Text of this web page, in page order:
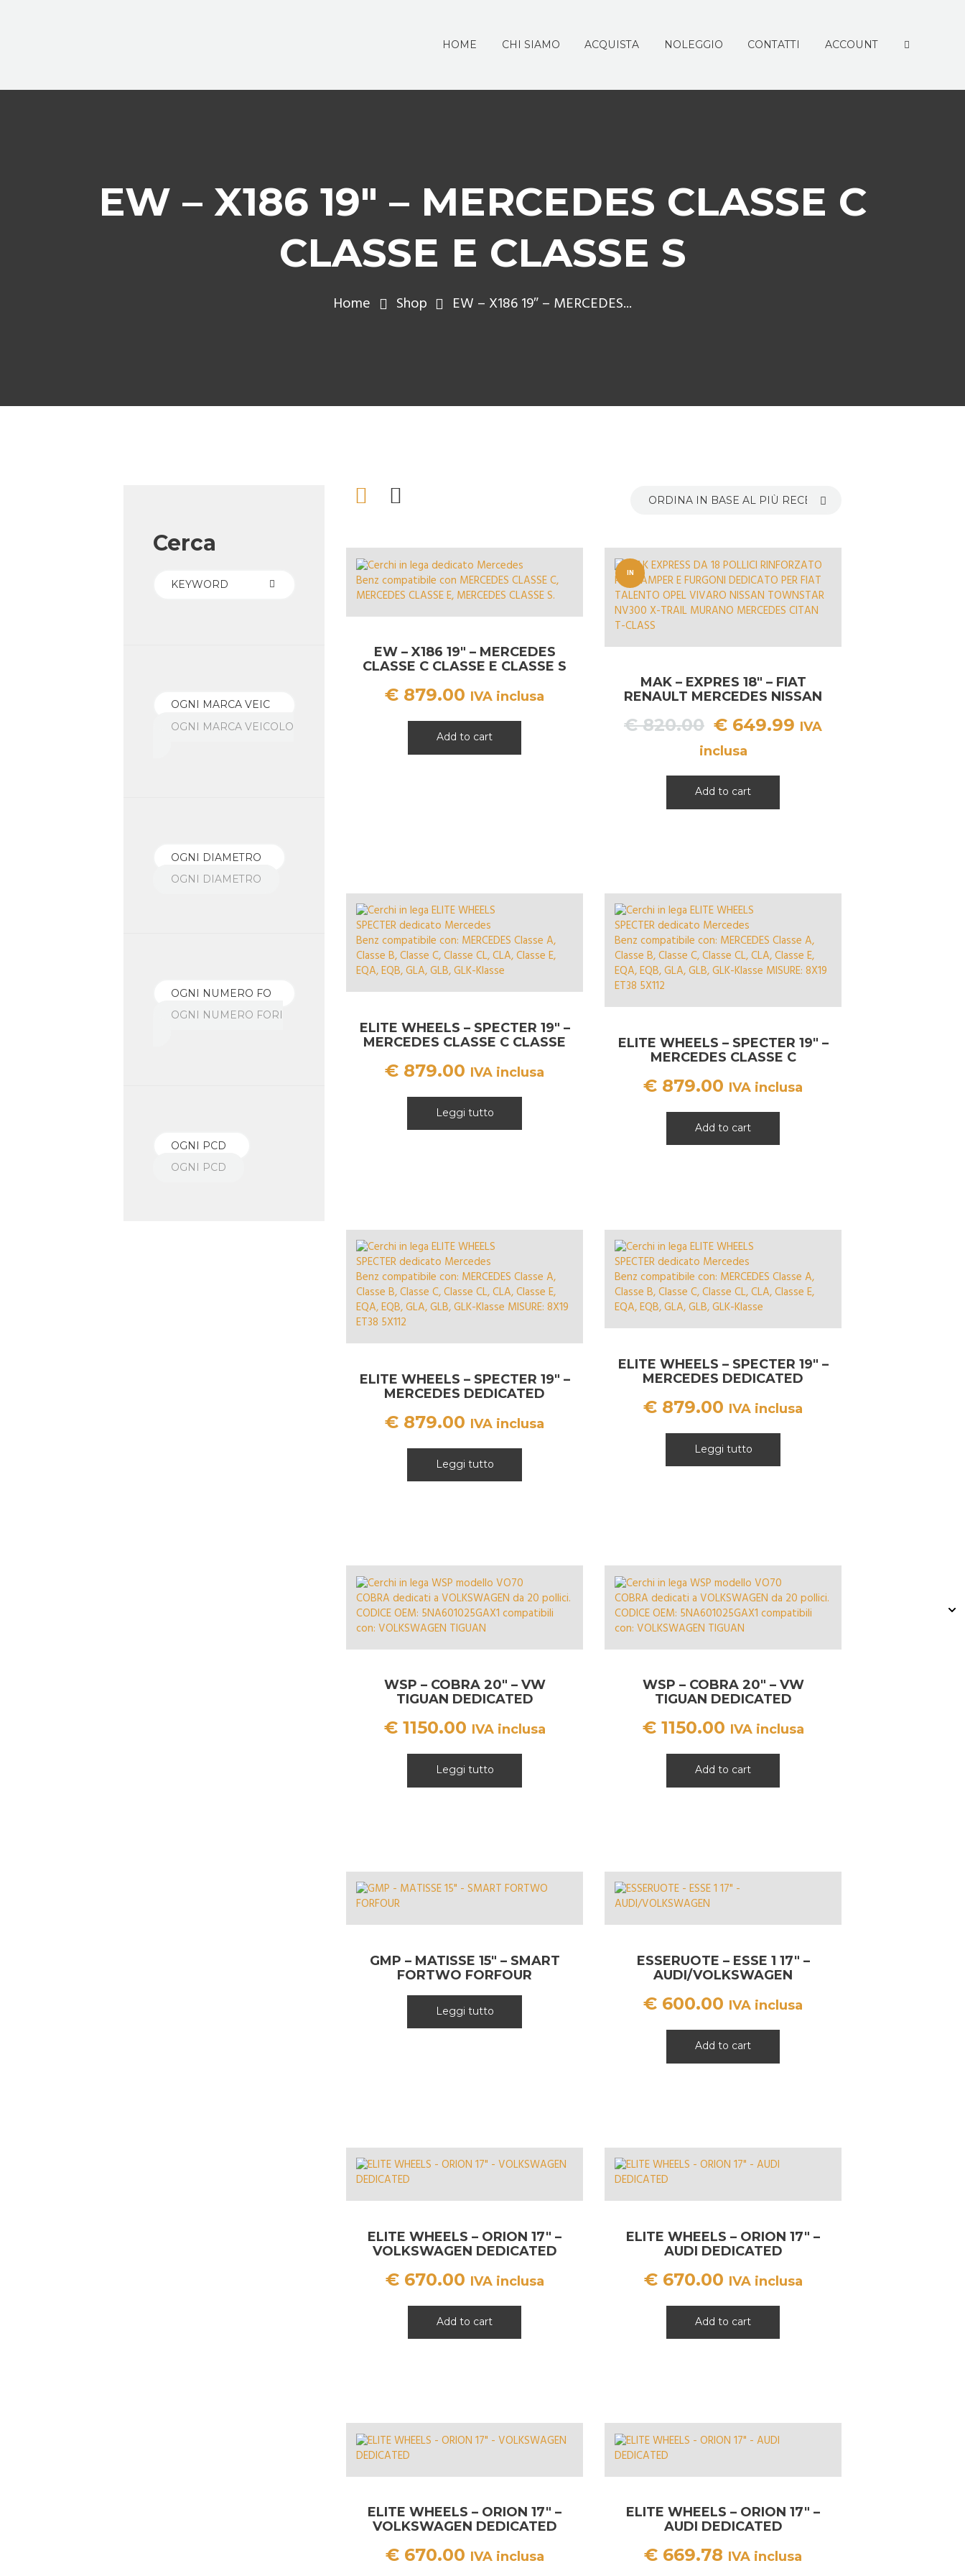
HOME CHI SIAMO ACQUISTA NOLEGGIO CONTATTI ACCOUNT
EW – X186 19″ – MERCEDES CLASSE C
CLASSE E CLASSE S
Home Shop EW – X186 19″ – MERCEDES...
EW – X186 19″ – MERCEDES
CLASSE C CLASSE E CLASSE S
€ 879.00 IVA inclusa
Add to cart
IN
OFFERT
A!
MAK – EXPRES 18″ – FIAT
RENAULT MERCEDES NISSAN
€820.00 Il
prezzo
era:
€ 820.00.
€ 649.99 Il
IVA
inclusa
Add to cart
ELITE WHEELS – SPECTER 19″ –
MERCEDES CLASSE C CLASSE
€ 879.00 IVA inclusa
Leggi tutto
ELITE WHEELS – SPECTER 19″ –
MERCEDES CLASSE C
€ 879.00 IVA inclusa
Add to cart
ELITE WHEELS – SPECTER 19″ –
MERCEDES DEDICATED
€ 879.00 IVA inclusa
Leggi tutto
ELITE WHEELS – SPECTER 19″ –
MERCEDES DEDICATED
€ 879.00 IVA inclusa
Leggi tutto
WSP – COBRA 20″ – VW
TIGUAN DEDICATED
€1150.00 IVA inclusa
Leggi tutto
WSP – COBRA 20″ – VW
TIGUAN DEDICATED
€1150.00 IVA inclusa
Add to cart
GMP – MATISSE 15″ – SMART
FORTWO FORFOUR
Leggi tutto
ESSERUOTE – ESSE 1 17″ –
AUDI/VOLKSWAGEN
€ 600.00 IVA inclusa
Add to cart
ELITE WHEELS – ORION 17″ –
VOLKSWAGEN DEDICATED
€670.00 IVA inclusa
Add to cart
ELITE WHEELS – ORION 17″ –
AUDI DEDICATED
€670.00 IVA inclusa
Add to cart
ELITE WHEELS – ORION 17″ –
VOLKSWAGEN DEDICATED
€670.00 IVA inclusa
ELITE WHEELS – ORION 17″ –
AUDI DEDICATED
€ 669.78 IVA inclusa
Cerca
OGNI MARCA VEICOLO
OGNI DIAMETRO
OGNI NUMERO FORI
OGNI PCD